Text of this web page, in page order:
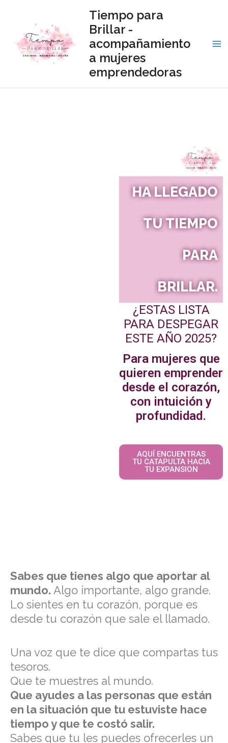
contenido
Tiempo para
Brillar -
acompañamiento
a mujeres
emprendedoras
HA LLEGADO
TU TIEMPO
PARA
BRILLAR.
¿ESTAS LISTA
PARA DESPEGAR
ESTE AÑO 2025?
Para mujeres que
quieren emprender
desde el corazón,
con intuición y
profundidad.
AQUÍ ENCUENTRAS
TU CATAPULTA HACIA
TU EXPANSION
Sabes que tienes algo que aportar al
mundo. Algo importante, algo grande.
Lo sientes en tu corazón, porque es
desde tu corazón que sale el llamado.
Una voz que te dice que compartas tus
tesoros.
Que te muestres al mundo.
Que ayudes a las personas que están
en la situación que tu estuviste hace
tiempo y que te costó salir.
Sabes que tu les puedes ofrecerles un